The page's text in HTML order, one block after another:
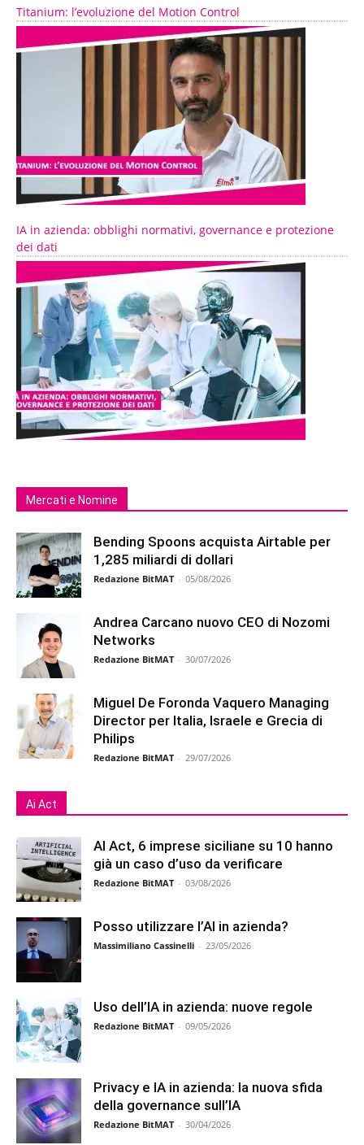
Titanium: l’evoluzione del Motion Control
IA in azienda: obblighi normativi, governance e protezione
dei dati
Mercati e Nomine
Bending Spoons acquista Airtable per
1,285 miliardi di dollari
Redazione BitMAT - 05/08/2026
Andrea Carcano nuovo CEO di Nozomi
Networks
Redazione BitMAT - 30/07/2026
Miguel De Foronda Vaquero Managing
Director per Italia, Israele e Grecia di
Philips
Redazione BitMAT - 29/07/2026
Ai Act
AI Act, 6 imprese siciliane su 10 hanno
già un caso d’uso da verificare
Redazione BitMAT - 03/08/2026
Posso utilizzare l’AI in azienda?
Massimiliano Cassinelli - 23/05/2026
Uso dell’IA in azienda: nuove regole
Redazione BitMAT - 09/05/2026
Privacy e IA in azienda: la nuova sfida
della governance sull’IA
Redazione BitMAT - 30/04/2026